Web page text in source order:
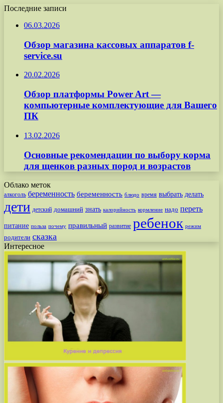
Последние записи
06.03.2026
Обзор магазина кассовых аппаратов f-
service.su
20.02.2026
Обзор платформы Power Art —
компьютерные комплектующие для Вашего
ПК
13.02.2026
Основные рекомендации по выбору корма
для щенков разных пород и возрастов
Облако меток
алкоголь беременность беременность блюдо время выбрать делать
дети детский домашний знать калорийность кормление надо переть
питание польза почему правильный развитие ребенок режим
родители сказка
Интересное